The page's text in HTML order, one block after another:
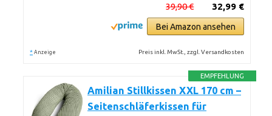
32,99 €
39,90 €
Bei Amazon ansehen
* Anzeige Preis inkl. MwSt., zzgl. Versandkosten
EMPFEHLUNG
Amilian Stillkissen XXL 170 cm –
Seitenschläferkissen für